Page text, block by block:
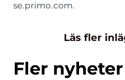
se.primo.com.
Läs fler
Fler nyheter